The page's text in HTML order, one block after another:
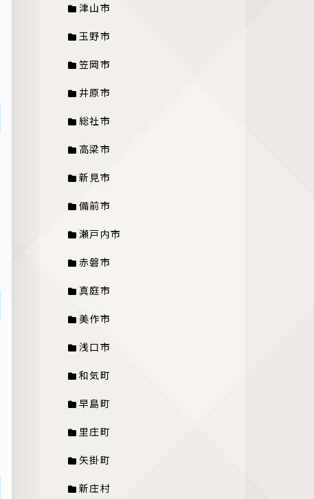
津山市
玉野市
笠岡市
井原市
総社市
高梁市
新見市
備前市
瀬戸内市
赤磐市
真庭市
美作市
浅口市
和気町
早島町
里庄町
矢掛町
新庄村